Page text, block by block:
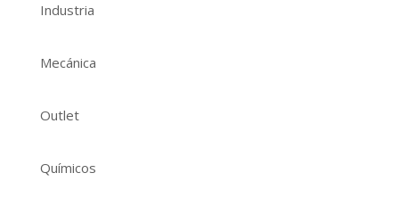
Industria
Mecánica
Outlet
Químicos